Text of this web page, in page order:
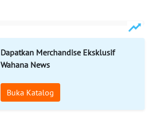
Dapatkan Merchandise Eksklusif
Wahana News
Buka Katalog